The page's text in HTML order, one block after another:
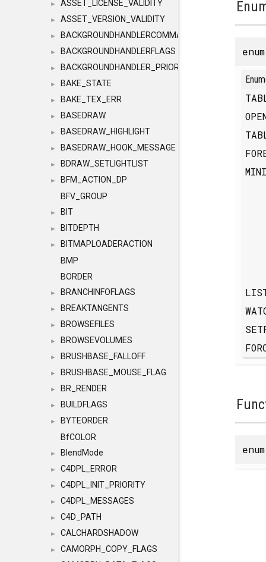
► ASSET_LICENSE_VALIDITY
► ASSET_VERSION_VALIDITY
► BACKGROUNDHANDLERCOMMAND
► BACKGROUNDHANDLERFLAGS
► BACKGROUNDHANDLER_PRIORITY
► BAKE_STATE
► BAKE_TEX_ERR
► BASEDRAW
► BASEDRAW_HIGHLIGHT
► BASEDRAW_HOOK_MESSAGE
► BDRAW_SETLIGHTLIST
►
BFM_ACTION_DP
BFV_GROUP
► BIT
► BITDEPTH
►
BITMAPLOADERACTION
BMP
BORDER
► BRANCHINFOFLAGS
► BREAKTANGENTS
► BROWSEFILES
► BROWSEVOLUMES
► BRUSHBASE_FALLOFF
► BRUSHBASE_MOUSE_FLAG
► BR_RENDER
► BUILDFLAGS
►
BYTEORDER
BfCOLOR
► BlendMode
► C4DPL_ERROR
► C4DPL_INIT_PRIORITY
► C4DPL_MESSAGES
► C4D_PATH
► CALCHARDSHADOW
►
CAMORPH_COPY_FLAGS